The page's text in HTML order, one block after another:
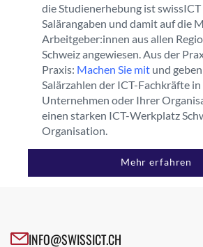
die Studienerhebung ist
Salärangaben und damit auf die
Arbeitgeber:innen aus allen
Schweiz angewiesen. Aus der
Praxis: Machen Sie mit und
Salärzahlen der ICT-Fachkräfte
Unternehmen oder Ihrer
einen starken ICT-Werkplatz
Organisation.
Mehr erfahren
INFO@SWISSICT.CH